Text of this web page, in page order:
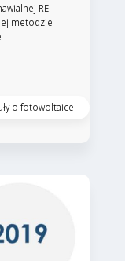
RE-
metodzie
o fotowoltaice